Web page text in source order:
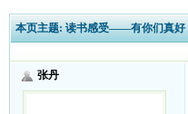
本页主题: 读书感受——有你们真好
张丹